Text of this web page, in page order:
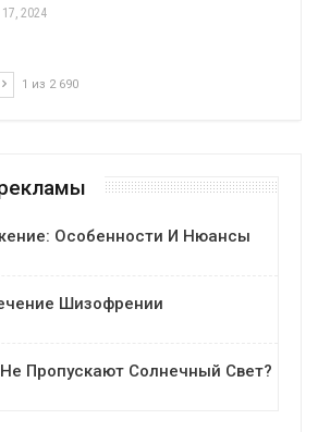
2024
1 из 2 690
Особенности И Нюансы
Шизофрении
Пропускают Солнечный Свет?